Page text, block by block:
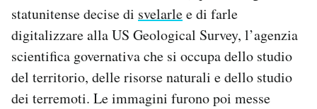
statunitense decise di svelarlee di farle
digitalizzare alla US Geological Survey, l’agenzia
scientifica governativa che si occupa dello studio
del territorio, delle risorse naturali e dello studio
dei terremoti. Le immagini furono poi messe